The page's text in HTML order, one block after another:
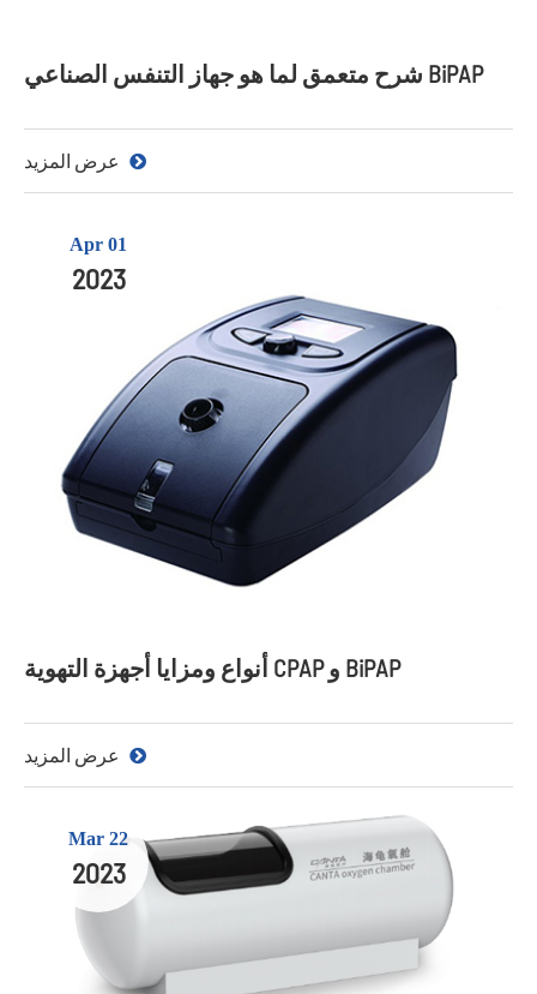
شرح متعمق لما هو جهاز التنفس الصناعي BiPAP
Apr 01
2023
أنواع ومزايا أجهزة التهوية CPAP و BiPAP
Mar 22
2023